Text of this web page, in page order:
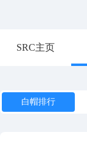
SRC主页
白帽排行